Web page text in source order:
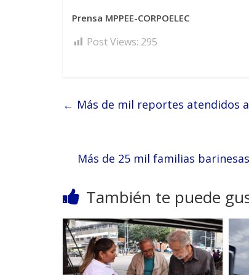
Prensa MPPEE-CORPOELEC
Post Views: 295
← Más de mil reportes atendidos
Más de 25 mil familias
También te puede